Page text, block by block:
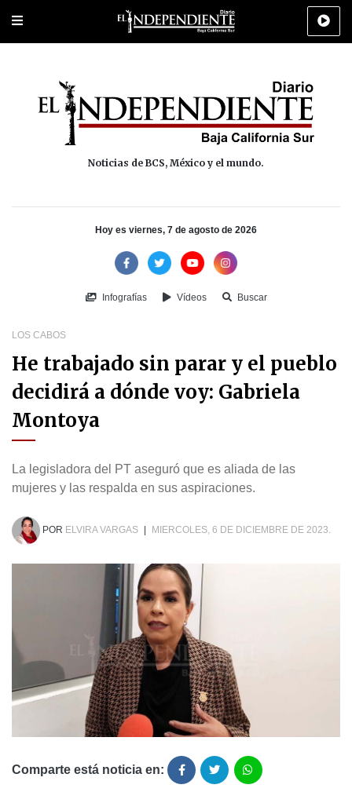
Portada Los Cabos Policiaca Deportes Cultura
Noticias de BCS, México y el mundo.
Hoy es viernes, 7 de agosto de 2026
Infografías Vídeos Buscar
LOS CABOS
He trabajado sin parar y el pueblo
decidirá a dónde voy: Gabriela
Montoya
La legisladora del PT aseguró que es aliada de las
mujeres y las respalda en sus aspiraciones.
POR ELVIRA VARGAS MIERCOLES, 6 DE DICIEMBRE DE 2023.
Comparte está noticia en: